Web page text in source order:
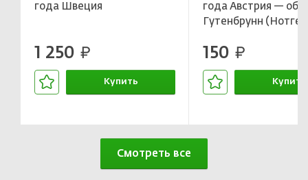
года Швеция
1 250 руб.
Купить
года Австрия —
Гутенбрунн
150 руб.
Купить
Смотреть все